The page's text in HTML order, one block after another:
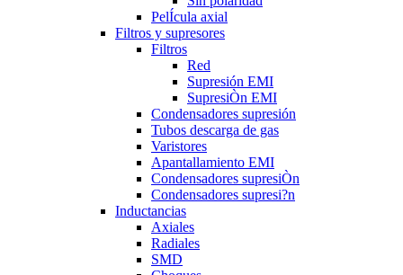
PelÍcula axial
Filtros y supresores
Filtros
Red
Supresión EMI
SupresiÒn EMI
Condensadores supresión
Tubos descarga de gas
Varistores
Apantallamiento EMI
Condensadores supresiÒn
Condensadores supresi?n
Inductancias
Axiales
Radiales
SMD